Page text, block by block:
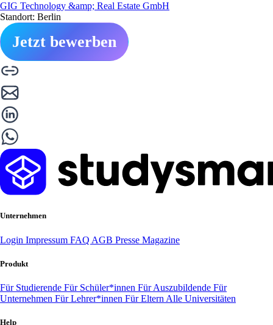
GIG Technology &amp; Real Estate GmbH
Standort: Berlin
Jetzt bewerben
Unternehmen
Login Impressum FAQ AGB Presse Magazine
Produkt
Für Studierende Für Schüler*innen Für Auszubildende Für
Unternehmen Für Lehrer*innen Für Eltern Alle Universitäten
Help